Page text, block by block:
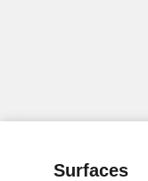
Surfaces